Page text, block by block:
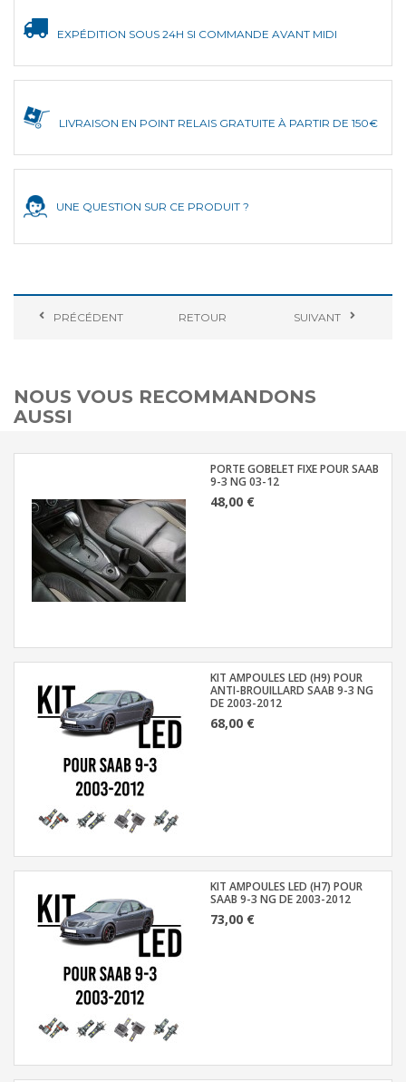
EXPÉDITION SOUS 24H SI COMMANDE AVANT MIDI
LIVRAISON EN POINT RELAIS GRATUITE À PARTIR DE 150€
UNE QUESTION SUR CE PRODUIT ?
PRÉCÉDENT RETOUR SUIVANT
NOUS VOUS RECOMMANDONS
AUSSI
PORTE GOBELET FIXE POUR SAAB
9-3 NG 03-12
48,00 €
KIT AMPOULES LED (H9) POUR
ANTI-BROUILLARD SAAB 9-3 NG
DE 2003-2012
68,00 €
KIT AMPOULES LED (H7) POUR
SAAB 9-3 NG DE 2003-2012
73,00 €